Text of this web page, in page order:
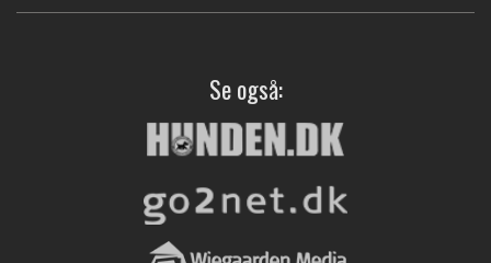
Se også: